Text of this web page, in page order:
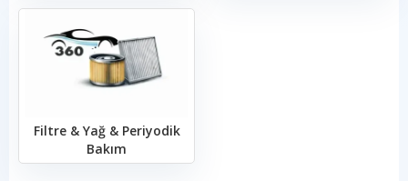
Filtre & Yağ & Periyodik
Bakım